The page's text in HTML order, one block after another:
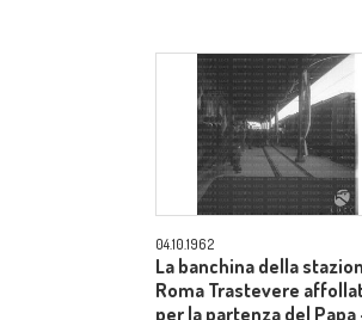
04.10.1962
La banchina della
Roma Trastevere
per la partenza del Papa